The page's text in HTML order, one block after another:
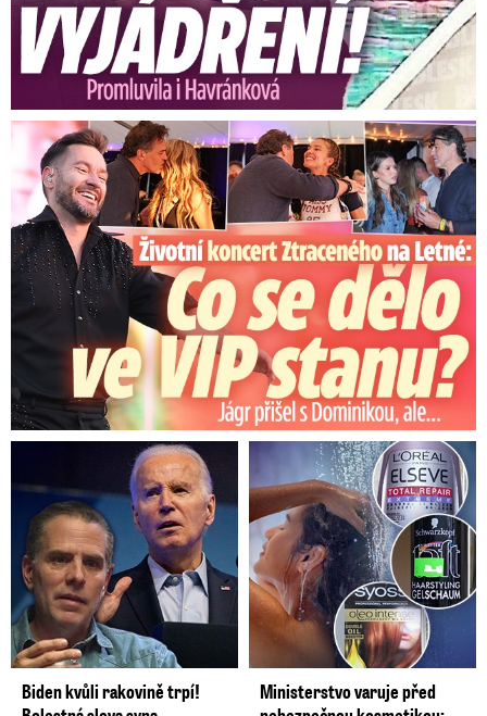
Koncert Ztraceného na Letné: Jágr přišel s Dominikou, ale...
Biden kvůli rakovině trpí!
Ministerstvo varuje před